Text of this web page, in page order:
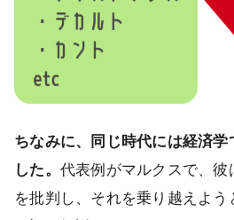
ちなみに、同じ時代には経済学
した。 代表例がマルクスで、
を批判し、それを乗り越えよ